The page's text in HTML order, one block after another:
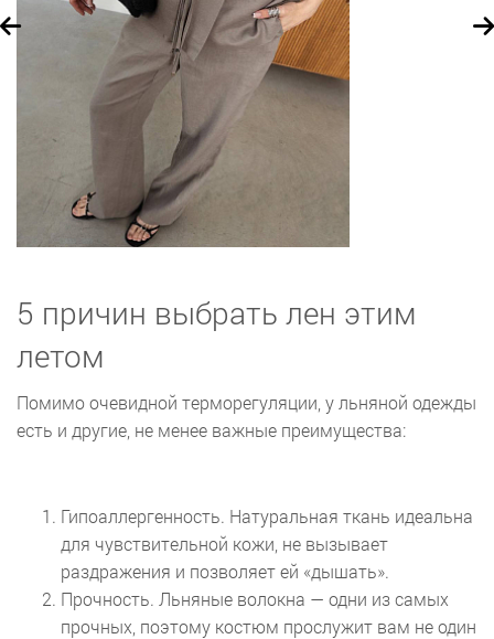
5 причин выбрать лен этим
летом
Помимо очевидной терморегуляции, у льняной одежды
есть и другие, не менее важные преимущества:
Гипоаллергенность. Натуральная ткань идеальна
для чувствительной кожи, не вызывает
раздражения и позволяет ей «дышать».
Прочность. Льняные волокна — одни из самых
прочных, поэтому костюм прослужит вам не один